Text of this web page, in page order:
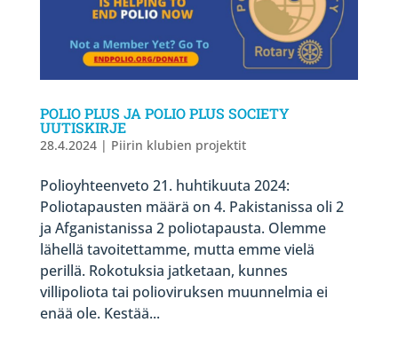
POLIO PLUS JA POLIO PLUS SOCIETY
UUTISKIRJE
28.4.2024| Piirin klubien projektit
Polioyhteenveto 21. huhtikuuta 2024:
Poliotapausten määrä on 4. Pakistanissa oli 2
ja Afganistanissa 2 poliotapausta. Olemme
lähellä tavoitettamme, mutta emme vielä
perillä. Rokotuksia jatketaan, kunnes
villipoliota tai polioviruksen muunnelmia ei
enää ole. Kestää...